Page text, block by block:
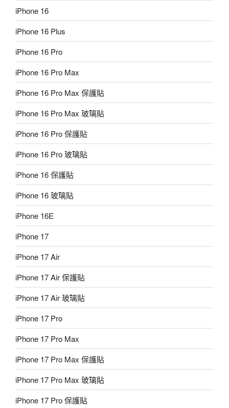
iPhone 16
iPhone 16 Plus
iPhone 16 Pro
iPhone 16 Pro Max
iPhone 16 Pro Max 保護貼
iPhone 16 Pro Max 玻璃貼
iPhone 16 Pro 保護貼
iPhone 16 Pro 玻璃貼
iPhone 16 保護貼
iPhone 16 玻璃貼
iPhone 16E
iPhone 17
iPhone 17 Air
iPhone 17 Air 保護貼
iPhone 17 Air 玻璃貼
iPhone 17 Pro
iPhone 17 Pro Max
iPhone 17 Pro Max 保護貼
iPhone 17 Pro Max 玻璃貼
iPhone 17 Pro 保護貼